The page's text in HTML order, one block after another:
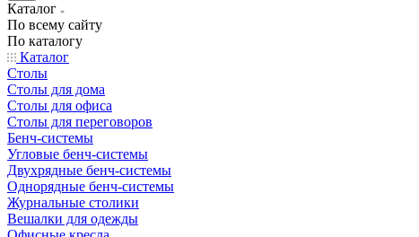
Каталог
По всему сайту
По каталогу
Каталог
Столы
Столы для дома
Столы для офиса
Столы для переговоров
Бенч-системы
Угловые бенч-системы
Двухрядные бенч-системы
Однорядные бенч-системы
Журнальные столики
Вешалки для одежды